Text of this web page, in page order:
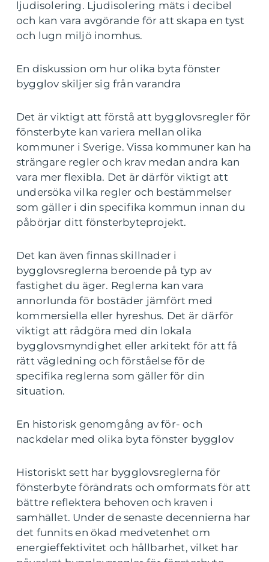
ljudisolering. Ljudisolering mäts i decibel
och kan vara avgörande för att skapa en tyst
och lugn miljö inomhus.
En diskussion om hur olika byta fönster
bygglov skiljer sig från varandra
Det är viktigt att förstå att bygglovsregler för
fönsterbyte kan variera mellan olika
kommuner i Sverige. Vissa kommuner kan ha
strängare regler och krav medan andra kan
vara mer flexibla. Det är därför viktigt att
undersöka vilka regler och bestämmelser
som gäller i din specifika kommun innan du
påbörjar ditt fönsterbyteprojekt.
Det kan även finnas skillnader i
bygglovsreglerna beroende på typ av
fastighet du äger. Reglerna kan vara
annorlunda för bostäder jämfört med
kommersiella eller hyreshus. Det är därför
viktigt att rådgöra med din lokala
bygglovsmyndighet eller arkitekt för att få
rätt vägledning och förståelse för de
specifika reglerna som gäller för din
situation.
En historisk genomgång av för- och
nackdelar med olika byta fönster bygglov
Historiskt sett har bygglovsreglerna för
fönsterbyte förändrats och omformats för att
bättre reflektera behoven och kraven i
samhället. Under de senaste decennierna har
det funnits en ökad medvetenhet om
energieffektivitet och hållbarhet, vilket har